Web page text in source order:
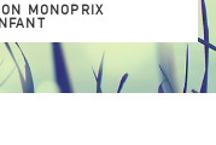
MONOPRIX